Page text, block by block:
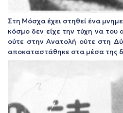
Στη Μόσχα έχει στηθεί ένα
κόσμο δεν είχε την τύχη να του
ούτε στην Ανατολή ούτε στη
αποκαταστάθηκε στα μέσα της